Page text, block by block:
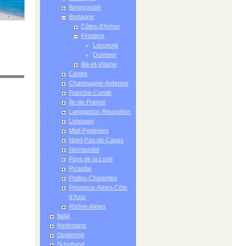
Bourgondië
Bretagne
Côtes-d'Armor
Finistere
Locunolé
Quimper
Ille-et-Vilaine
Centre
Champagne-Ardenne
Franche-Comté
Île-de-France
Languedoc-Roussillon
Limousin
Midi-Pyrénées
Nord-Pas-de-Calais
Normandië
Pays de la Loire
Picardie
Poitou-Charentes
Provence-Alpes-Côte
d'Azur
Rhône-Alpen
Italië
Nederland
Oostenrijk
Schotland